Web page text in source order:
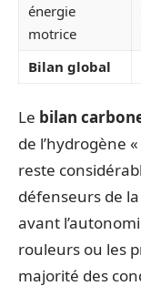
énergie
motrice
Bilan global
Le bilan
de l’hydrogène
reste
défenseurs de la
avant
rouleurs ou les
majorité des